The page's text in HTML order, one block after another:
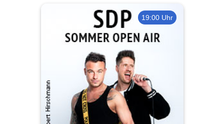
19:00 Uhr